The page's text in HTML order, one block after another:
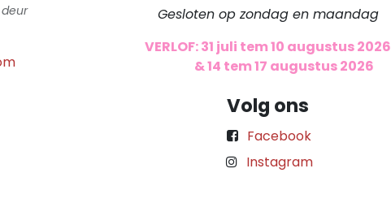
Gesloten op zondag en maandag
VERLOF: 31 juli tem 10 augustus 2026
& 14 tem 17 augustus 2026
Volg ons
Facebook
Instagram